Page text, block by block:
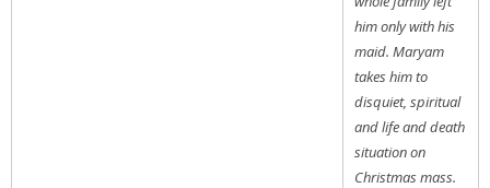
him only with his
maid. Maryam
takes him to
disquiet, spiritual
and life and death
situation on
Christmas mass.